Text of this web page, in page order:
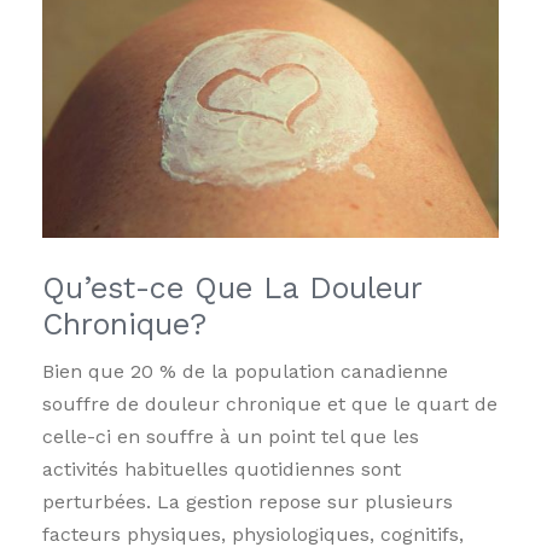
Qu’est-ce Que La Douleur
Chronique?
Bien que 20 % de la population canadienne
souffre de douleur chronique et que le quart de
celle-ci en souffre à un point tel que les
activités habituelles quotidiennes sont
perturbées. La gestion repose sur plusieurs
facteurs physiques, physiologiques, cognitifs,